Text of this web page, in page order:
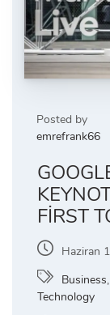
Posted by
emrefrank66
FIRST
Haziran
Business,
Technology